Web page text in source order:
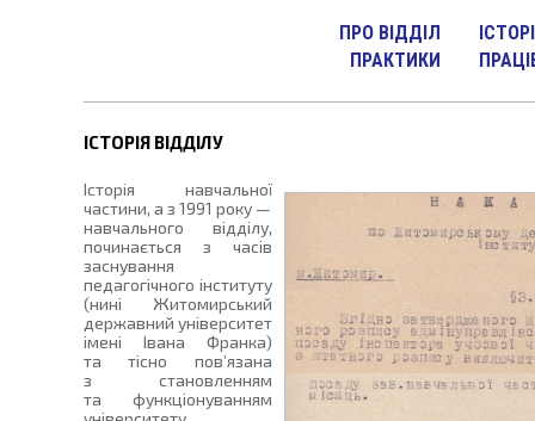
ПРО ВІДДІЛ
ПРАКТИКИ
ІСТОРІЯ ВІДДІЛУ
Історія навчальної
частини, а з 1991 року —
навчального відділу,
починається з часів
заснування
педагогічного інституту
(нині Житомирський
державний університет
імені Івана Франка)
та тісно пов’язана
з становленням
та функціонуванням